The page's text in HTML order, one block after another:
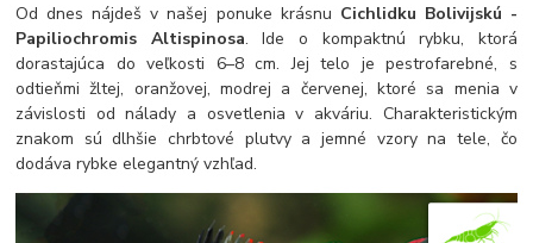
Od dnes nájdeš v našej ponuke krásnu Cichlidku Bolivijskú -
Papiliochromis Altispinosa. Ide o kompaktnú rybku, ktorá
dorastajúca do veľkosti 6–8 cm. Jej telo je pestrofarebné, s
odtieňmi žltej, oranžovej, modrej a červenej, ktoré sa menia v
závislosti od nálady a osvetlenia v akváriu. Charakteristickým
znakom sú dlhšie chrbtové plutvy a jemné vzory na tele, čo
dodáva rybke elegantný vzhľad.